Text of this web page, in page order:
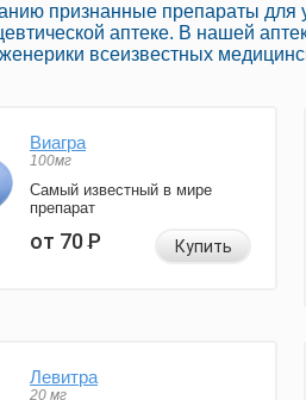
признанные препараты для
аптеке. В нашей
всеизвестных
Виагра
100мг
Самый известный в мире
препарат
от 70Р Купить
Левитра
20 мг